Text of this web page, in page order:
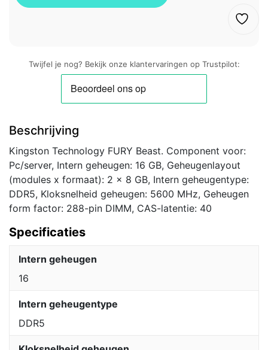
Twijfel je nog? Bekijk onze klantervaringen op Trustpilot:
Beschrijving
Kingston Technology FURY Beast. Component voor:
Pc/server, Intern geheugen: 16 GB, Geheugenlayout
(modules x formaat): 2 x 8 GB, Intern geheugentype:
DDR5, Kloksnelheid geheugen: 5600 MHz, Geheugen
form factor: 288-pin DIMM, CAS-latentie: 40
Specificaties
Intern geheugen
16
Intern geheugentype
DDR5